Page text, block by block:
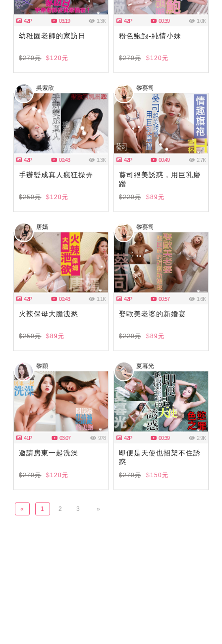
42P 03:19 1.3K
幼稚園老師的家訪日
$270元 $120元
42P 00:39 1.0K
粉色鮑鮑-純情小妹
$270元 $120元
吳紫欣
42P 00:43 1.3K
手辦變成真人瘋狂操弄
$250元 $120元
黎葵司
42P 00:49 2.7K
葵司絕美誘惑，用巨乳磨
蹭
$220元 $89元
唐嫣
42P 00:43 1.1K
火辣保母大膽洩慾
$250元 $89元
黎葵司
42P 00:57 1.6K
娶歐美老婆的新婚宴
$220元 $89元
黎穎
41P 03:07 978
邀請房東一起洗澡
$270元 $120元
夏暮光
42P 00:39 2.9K
即便是天使也招架不住誘
惑
$270元 $150元
« 1 2 3 »